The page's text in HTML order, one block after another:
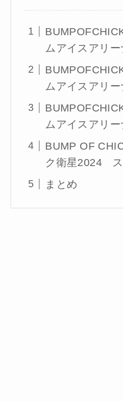
ムアイスアリ
ムアイスアリ
ムアイスアリ
BUMP OF
ク衛星2024
まとめ